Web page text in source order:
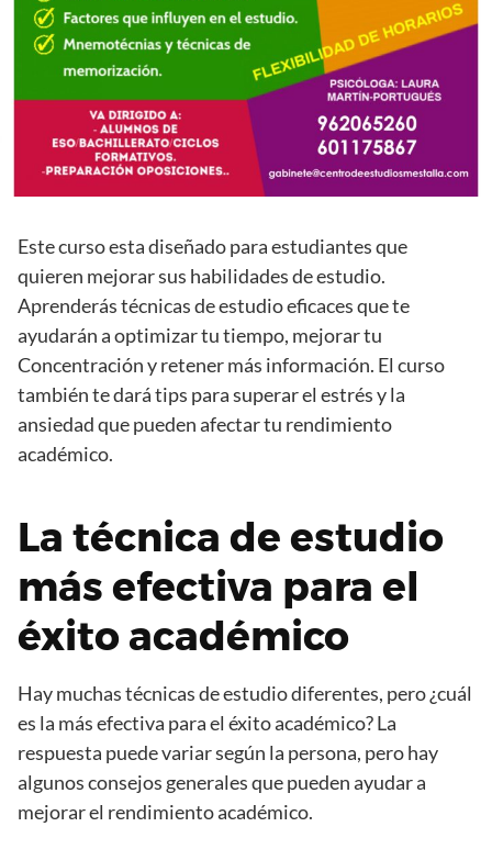
Este curso esta diseñado para estudiantes que
quieren mejorar sus habilidades de estudio.
Aprenderás técnicas de estudio eficaces que te
ayudarán a optimizar tu tiempo, mejorar tu
Concentración y retener más información. El curso
también te dará tips para superar el estrés y la
ansiedad que pueden afectar tu rendimiento
académico.
La técnica de estudio
más efectiva para el
éxito académico
Hay muchas técnicas de estudio diferentes, pero ¿cuál
es la más efectiva para el éxito académico? La
respuesta puede variar según la persona, pero hay
algunos consejos generales que pueden ayudar a
mejorar el rendimiento académico.